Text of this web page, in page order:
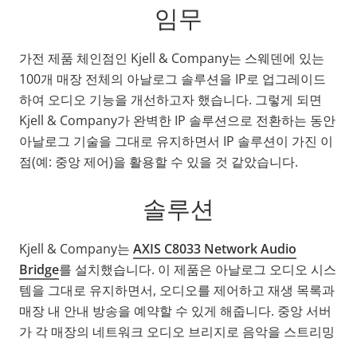
임무
가전 제품 체인점인 Kjell & Company는 스웨덴에 있는
100개 매장 전체의 아날로그 솔루션을 IP로 업그레이드
하여 오디오 기능을 개선하고자 했습니다. 그렇게 되면
Kjell & Company가 완벽한 IP 솔루션으로 전환하는 동안
아날로그 기술을 그대로 유지하면서 IP 솔루션이 가진 이
점(예: 중앙 제어)을 활용할 수 있을 것 같았습니다.
솔루션
Kjell & Company는 AXIS C8033 Network Audio
Bridge를 설치했습니다. 이 제품은 아날로그 오디오 시스
템을 그대로 유지하면서, 오디오를 제어하고 재생 목록과
매장 내 안내 방송을 예약할 수 있게 해줍니다. 중앙 서버
가 각 매장의 네트워크 오디오 브리지로 음악을 스트리밍